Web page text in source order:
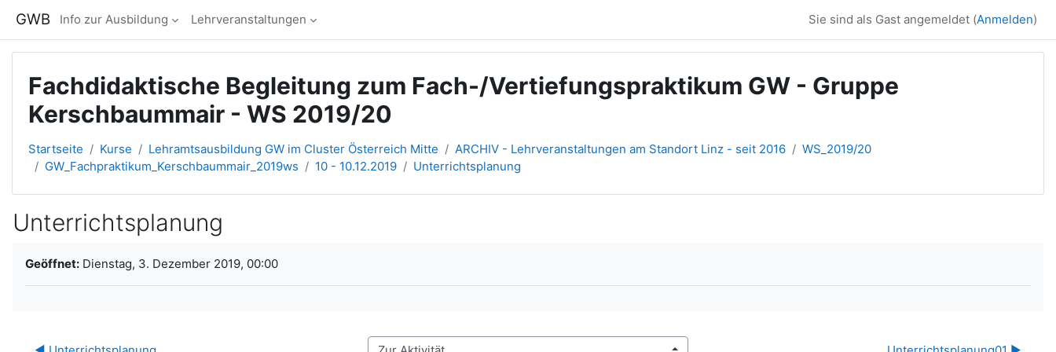
GWB Info zur Ausbildung Lehrveranstaltungen Sie sind als Gast angemeldet (Anmelden)
Fachdidaktische Begleitung zum Fach-/Vertiefungspraktikum GW - Gruppe
Kerschbaummair - WS 2019/20
Startseite Kurse Lehramtsausbildung GW im Cluster Österreich Mitte ARCHIV - Lehrveranstaltungen am Standort Linz - seit 2016
WS_2019/20
GW_Fachpraktikum_Kerschbaummair_2019ws
10 - 10.12.2019 Unterrichtsplanung
Unterrichtsplanung
Geöffnet: Dienstag, 3. Dezember 2019, 00:00